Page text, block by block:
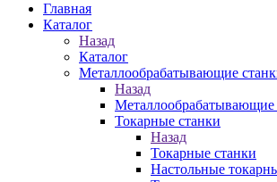
Главная
Каталог
Назад
Каталог
Металлообрабатывающие
Назад
Металлообрабатывающие
Токарные станки
Назад
Токарные станки
Настольные